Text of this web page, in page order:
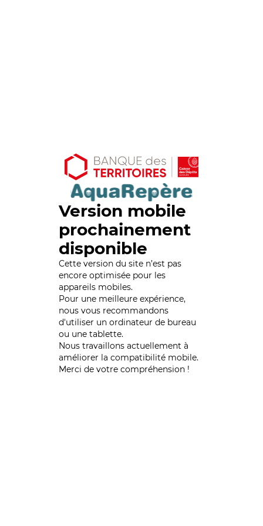
Version mobile
prochainement
disponible
Cette version du site n’est pas
encore optimisée pour les
appareils mobiles.
Pour une meilleure expérience,
nous vous recommandons
d'utiliser un ordinateur de bureau
ou une tablette.
Nous travaillons actuellement à
améliorer la compatibilité mobile.
Merci de votre compréhension !